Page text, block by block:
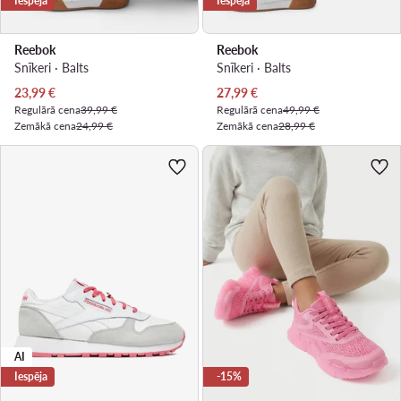
Reebok
Snīkeri · Balts
Pašreizējā cena
23,99€
Regulārā cena39,99 €
Zemākā cena24,99 €
Reebok
Snīkeri · Balts
Pašreizējā cena
27,99€
Regulārā cena49,99 €
Zemākā cena28,99 €
AI
Iespēja
-15%